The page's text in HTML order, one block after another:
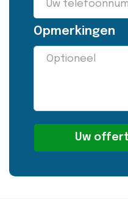
Opmerkingen